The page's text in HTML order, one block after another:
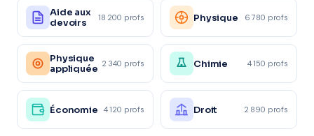
Aide aux
devoirs
18 200 profs Physique 6 780 profs
Physique
appliquée 2 340 profs Chimie 4 150 profs
Économie 4 120 profs Droit 2 890 profs